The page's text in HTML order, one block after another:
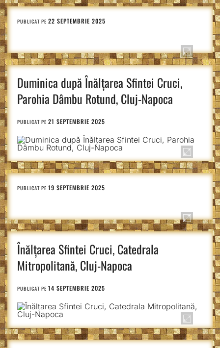
PUBLICAT PE 22 SEPTEMBRIE 2025
Duminica după Înălțarea Sfintei Cruci,
Parohia Dâmbu Rotund, Cluj-Napoca
PUBLICAT PE 21 SEPTEMBRIE 2025
PUBLICAT PE 19 SEPTEMBRIE 2025
Înălțarea Sfintei Cruci, Catedrala
Mitropolitană, Cluj-Napoca
PUBLICAT PE 14 SEPTEMBRIE 2025